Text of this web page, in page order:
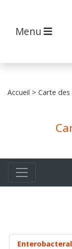
Menu
Accueil > Carte